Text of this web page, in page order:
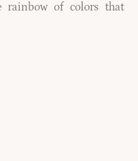
rainbow of colors that